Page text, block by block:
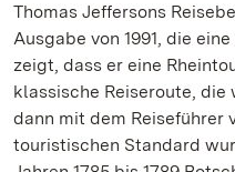
Thomas Jeffersons
Ausgabe von 1991, die
zeigt, dass er eine
klassische Reiseroute,
dann mit dem Reiseführer
touristischen Standard